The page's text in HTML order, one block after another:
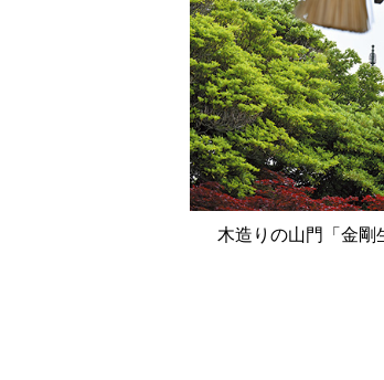
木造りの山門「金剛